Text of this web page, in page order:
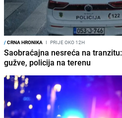
/CRNA HRONIKA I PRIJE OKO 12H
Saobraćajna nesreća na
gužve, policija na terenu